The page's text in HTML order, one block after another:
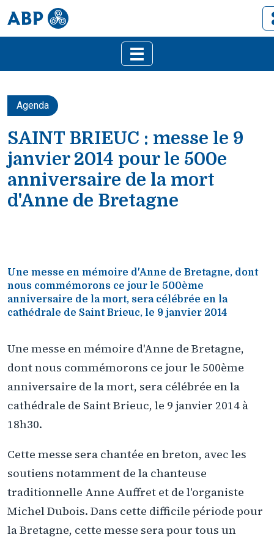
Agenda
SAINT BRIEUC : messe le 9
janvier 2014 pour le 500e
anniversaire de la mort
d'Anne de Bretagne
Une messe en mémoire d'Anne de Bretagne, dont
nous commémorons ce jour le 500ème
anniversaire de la mort, sera célébrée en la
cathédrale de Saint Brieuc, le 9 janvier 2014
Une messe en mémoire d'Anne de Bretagne,
dont nous commémorons ce jour le 500ème
anniversaire de la mort, sera célébrée en la
cathédrale de Saint Brieuc, le 9 janvier 2014 à
18h30.
Cette messe sera chantée en breton, avec les
soutiens notamment de la chanteuse
traditionnelle Anne Auffret et de l'organiste
Michel Dubois. Dans cette difficile période pour
la Bretagne, cette messe sera pour tous un